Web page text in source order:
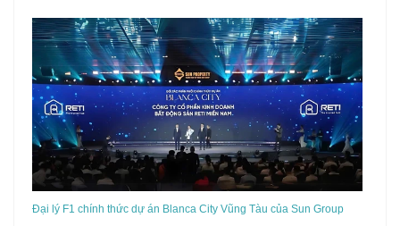
Đại lý F1 chính thức dự án Blanca City Vũng Tàu của Sun Group